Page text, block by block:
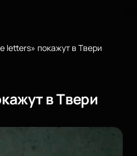
letters» покажут в Твери
в Твери